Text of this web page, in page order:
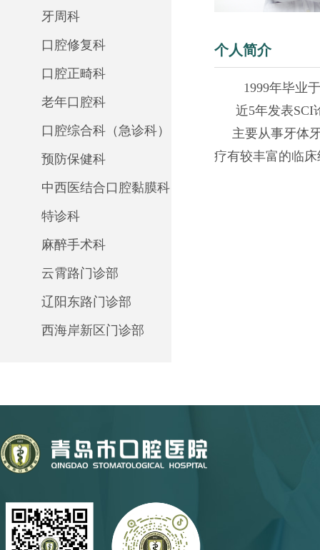
牙周科
口腔修复科
口腔正畸科
老年口腔科
口腔综合科（急诊科）
预防保健科
中西医结合口腔黏膜科
特诊科
麻醉手术科
云霄路门诊部
辽阳东路门诊部
西海岸新区门诊部
个人简介
1999年毕业
近5年发表SCI
主要从事牙体牙
疗有较丰富的临